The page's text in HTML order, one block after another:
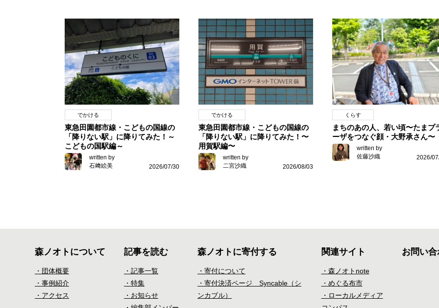
でかける
東急田園都市線・こどもの国線の
「降りない駅」に降りてみた！～
こどもの国駅編～
written by
石﨑絵美
2026/07/30
でかける
東急田園都市線・こどもの国線の
「降りない駅」に降りてみた！〜
用賀駅編〜
written by
二宮沙織
2026/08/03
くらす
まちのあの人、若い頃〜たまプ
ーザをつなぐ顔・大野承さん〜
written by
佐藤沙織
2026/
森ノオトについて
・団体概要
・事例紹介
・アクセス
記事を読む
・記事一覧
・特集
・お知らせ
森ノオトに寄付する
・寄付について
・寄付決済ページ Syncable（シ
ンカブル）
関連サイト
・森ノオトnote
・めぐる布市
・ローカルメディア
お問い合